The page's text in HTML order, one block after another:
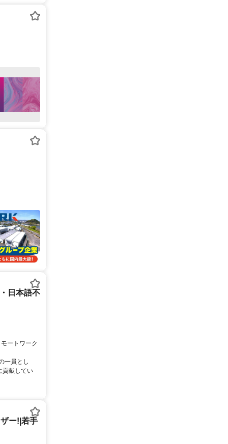
日本語不
ートワーク
一員とし
貢献してい
ー!|若手